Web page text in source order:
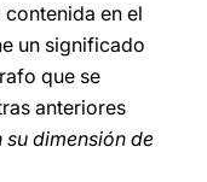
en el
un significado
que se
anteriores
dimensión de